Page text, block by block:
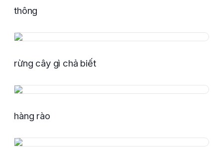
thông
rừng cây gì chả biết
hàng rào